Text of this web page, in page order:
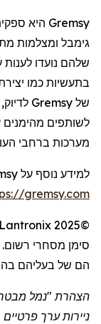
Gremsy היא
גימבל ומצלמות
שלהם נועדו
בתעשיות כמו
של Gremsy
לשותפים מהימנים
מערכות ברחבי
למידע נוסף על
gremsy.com
©2025
Lantronix
סימן מסחרי
הם של בעליהם
הצהרת "נמל